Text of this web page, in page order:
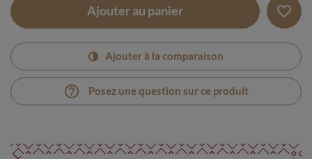
Ajouter au panier favorite_border
Ajouter à la comparaison
help_outline Posez une question sur ce produit